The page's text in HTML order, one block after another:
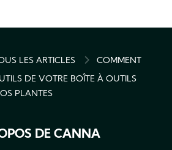
LES ARTICLES
COMMENT
DE VOTRE BOÎTE À OUTILS
PLANTES
DE CANNA